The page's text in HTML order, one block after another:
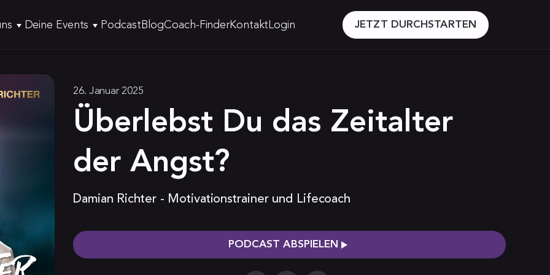
Deine Events Podcast BlogCoach-FinderKontakt Login JETZT DURCHSTARTEN
26. Januar 2025
Überlebst Du das Zeitalter
der Angst?
Damian Richter - Motivationstrainer und Lifecoach
PODCAST ABSPIELEN